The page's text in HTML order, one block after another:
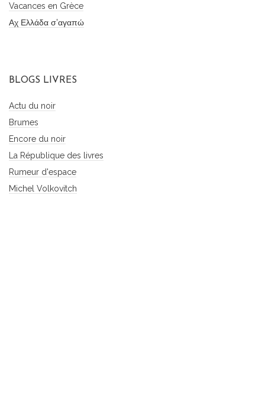
Vacances en Grèce
Αχ Ελλάδα σ'αγαπώ
BLOGS LIVRES
Actu du noir
Brumes
Encore du noir
La République des livres
Rumeur d'espace
Michel Volkovitch